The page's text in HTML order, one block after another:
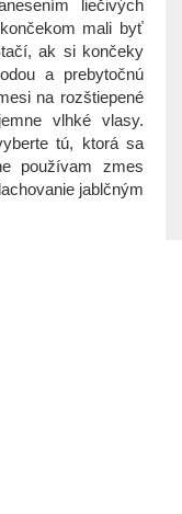
liečivých
mali byť
ak si končeky
a prebytočnú
na rozštiepené
vlhké vlasy.
tú, ktorá sa
používam zmes
jablčným